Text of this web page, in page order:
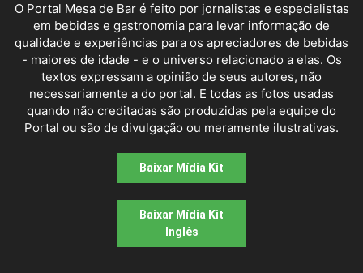
O Portal Mesa de Bar é feito por jornalistas e especialistas
em bebidas e gastronomia para levar informação de
qualidade e experiências para os apreciadores de bebidas
- maiores de idade - e o universo relacionado a elas. Os
textos expressam a opinião de seus autores, não
necessariamente a do portal. E todas as fotos usadas
quando não creditadas são produzidas pela equipe do
Portal ou são de divulgação ou meramente ilustrativas.
Baixar Mídia Kit
Baixar Mídia Kit
Inglês